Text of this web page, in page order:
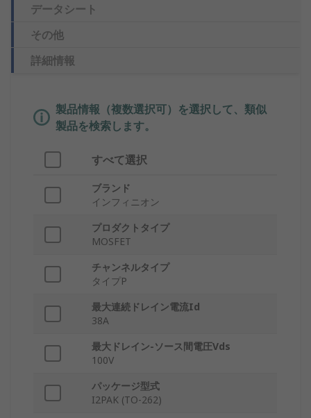
データシート
その他
詳細情報
製品情報（複数選択可）を選択して、類似
製品を検索します。
すべて選択
ブランド
インフィニオン
プロダクトタイプ
MOSFET
チャンネルタイプ
タイプP
最大連続ドレイン電流Id
38A
最大ドレイン-ソース間電圧Vds
100V
パッケージ型式
I2PAK (TO-262)